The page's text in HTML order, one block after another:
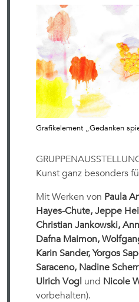
Grafikelement „Gedanken
Kunst ganz besonders
Mit Werken von Paula
Hayes-Chute, Jeppe
Christian Jankowski,
Dafna Maimon,
Karin Sander, Yorgos
Saraceno, Nadine
Ulrich Vogl und Nicole
vorbehalten).